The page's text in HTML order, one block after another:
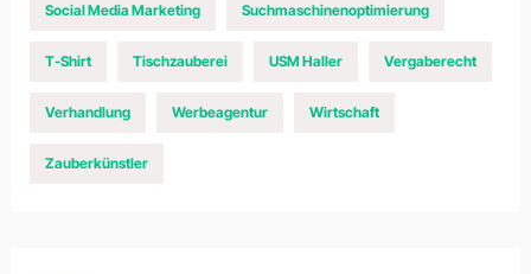
Social Media Marketing Suchmaschinenoptimierung
T-Shirt Tischzauberei USM Haller Vergaberecht
Verhandlung Werbeagentur Wirtschaft
Zauberkünstler